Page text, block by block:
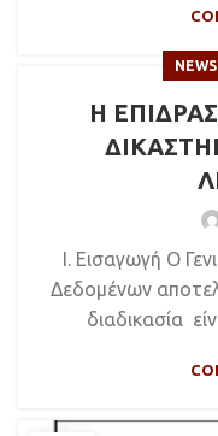
Η
Ι. Εισαγωγή Ο
Δεδομένων
διαδικασία